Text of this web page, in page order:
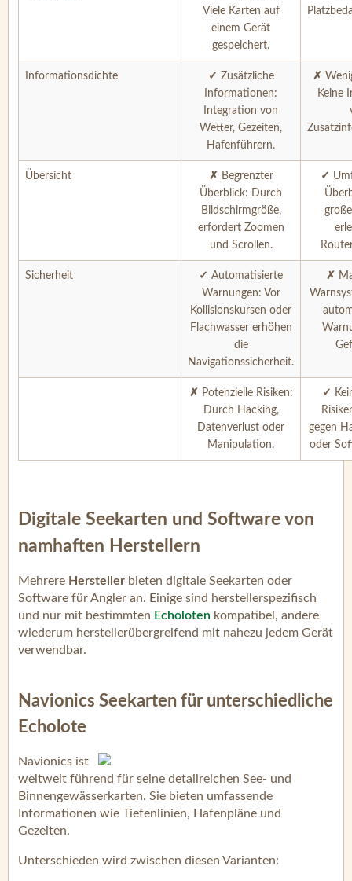
Viele Karten auf
einem Gerät
gespeichert.
Informationsdichte ✓ Zusätzliche
Informationen:
Integration von
Wetter, Gezeiten,
Hafenführern.
✗
Keine
Übersicht ✗ Begrenzter
Überblick: Durch
Bildschirmgröße,
erfordert Zoomen
und Scrollen.
✓
Sicherheit ✓ Automatisierte
Warnungen: Vor
Kollisionskursen oder
Flachwasser erhöhen
die
Navigationssicherheit.
✗
✗ Potenzielle Risiken:
Durch Hacking,
Datenverlust oder
Manipulation.
✓
gegen
oder
Digitale Seekarten und Software von
namhaften Herstellern
Mehrere Hersteller bieten digitale Seekarten oder
Software für Angler an. Einige sind herstellerspezifisch
und nur mit bestimmten Echoloten kompatibel, andere
wiederum herstellerübergreifend mit nahezu jedem Gerät
verwendbar.
Navionics Seekarten für unterschiedliche
Echolote
Navionics ist
weltweit führend für seine detailreichen See- und
Binnengewässerkarten. Sie bieten umfassende
Informationen wie Tiefenlinien, Hafenpläne und
Gezeiten.
Unterschieden wird zwischen diesen Varianten: